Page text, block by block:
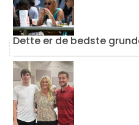
Dette er de bedste